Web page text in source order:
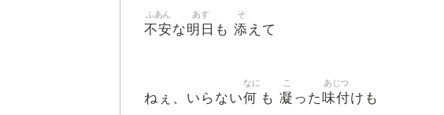
不安
ふあん
な明日
あす
も 添
そ
えて
ねぇ、いらない何
なに
も 凝
こ
った味付
あじつ
けも